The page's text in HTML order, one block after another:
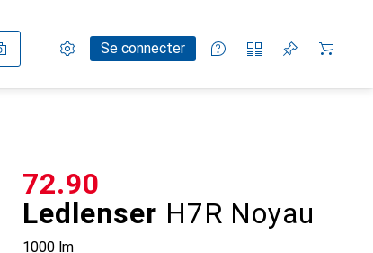
Paramètres
Compte clientSe connecter
Listes de comparaison
Listes d'envies
Panier
Ledlenser H7R Noyau
1000 lm
CHF
72.90